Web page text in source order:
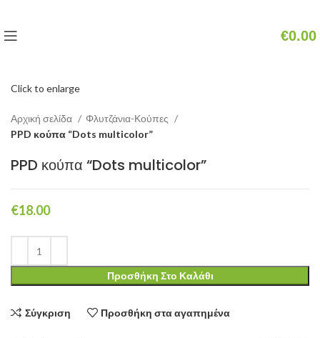
€0.00
Click to enlarge
Αρχική σελίδα
Φλυτζάνια-Κούπες
PPD κούπα “Dots multicolor”
PPD κούπα “Dots multicolor”
€18.00
Προσθήκη Στο Καλάθι
Σύγκριση Προσθήκη στα αγαπημένα